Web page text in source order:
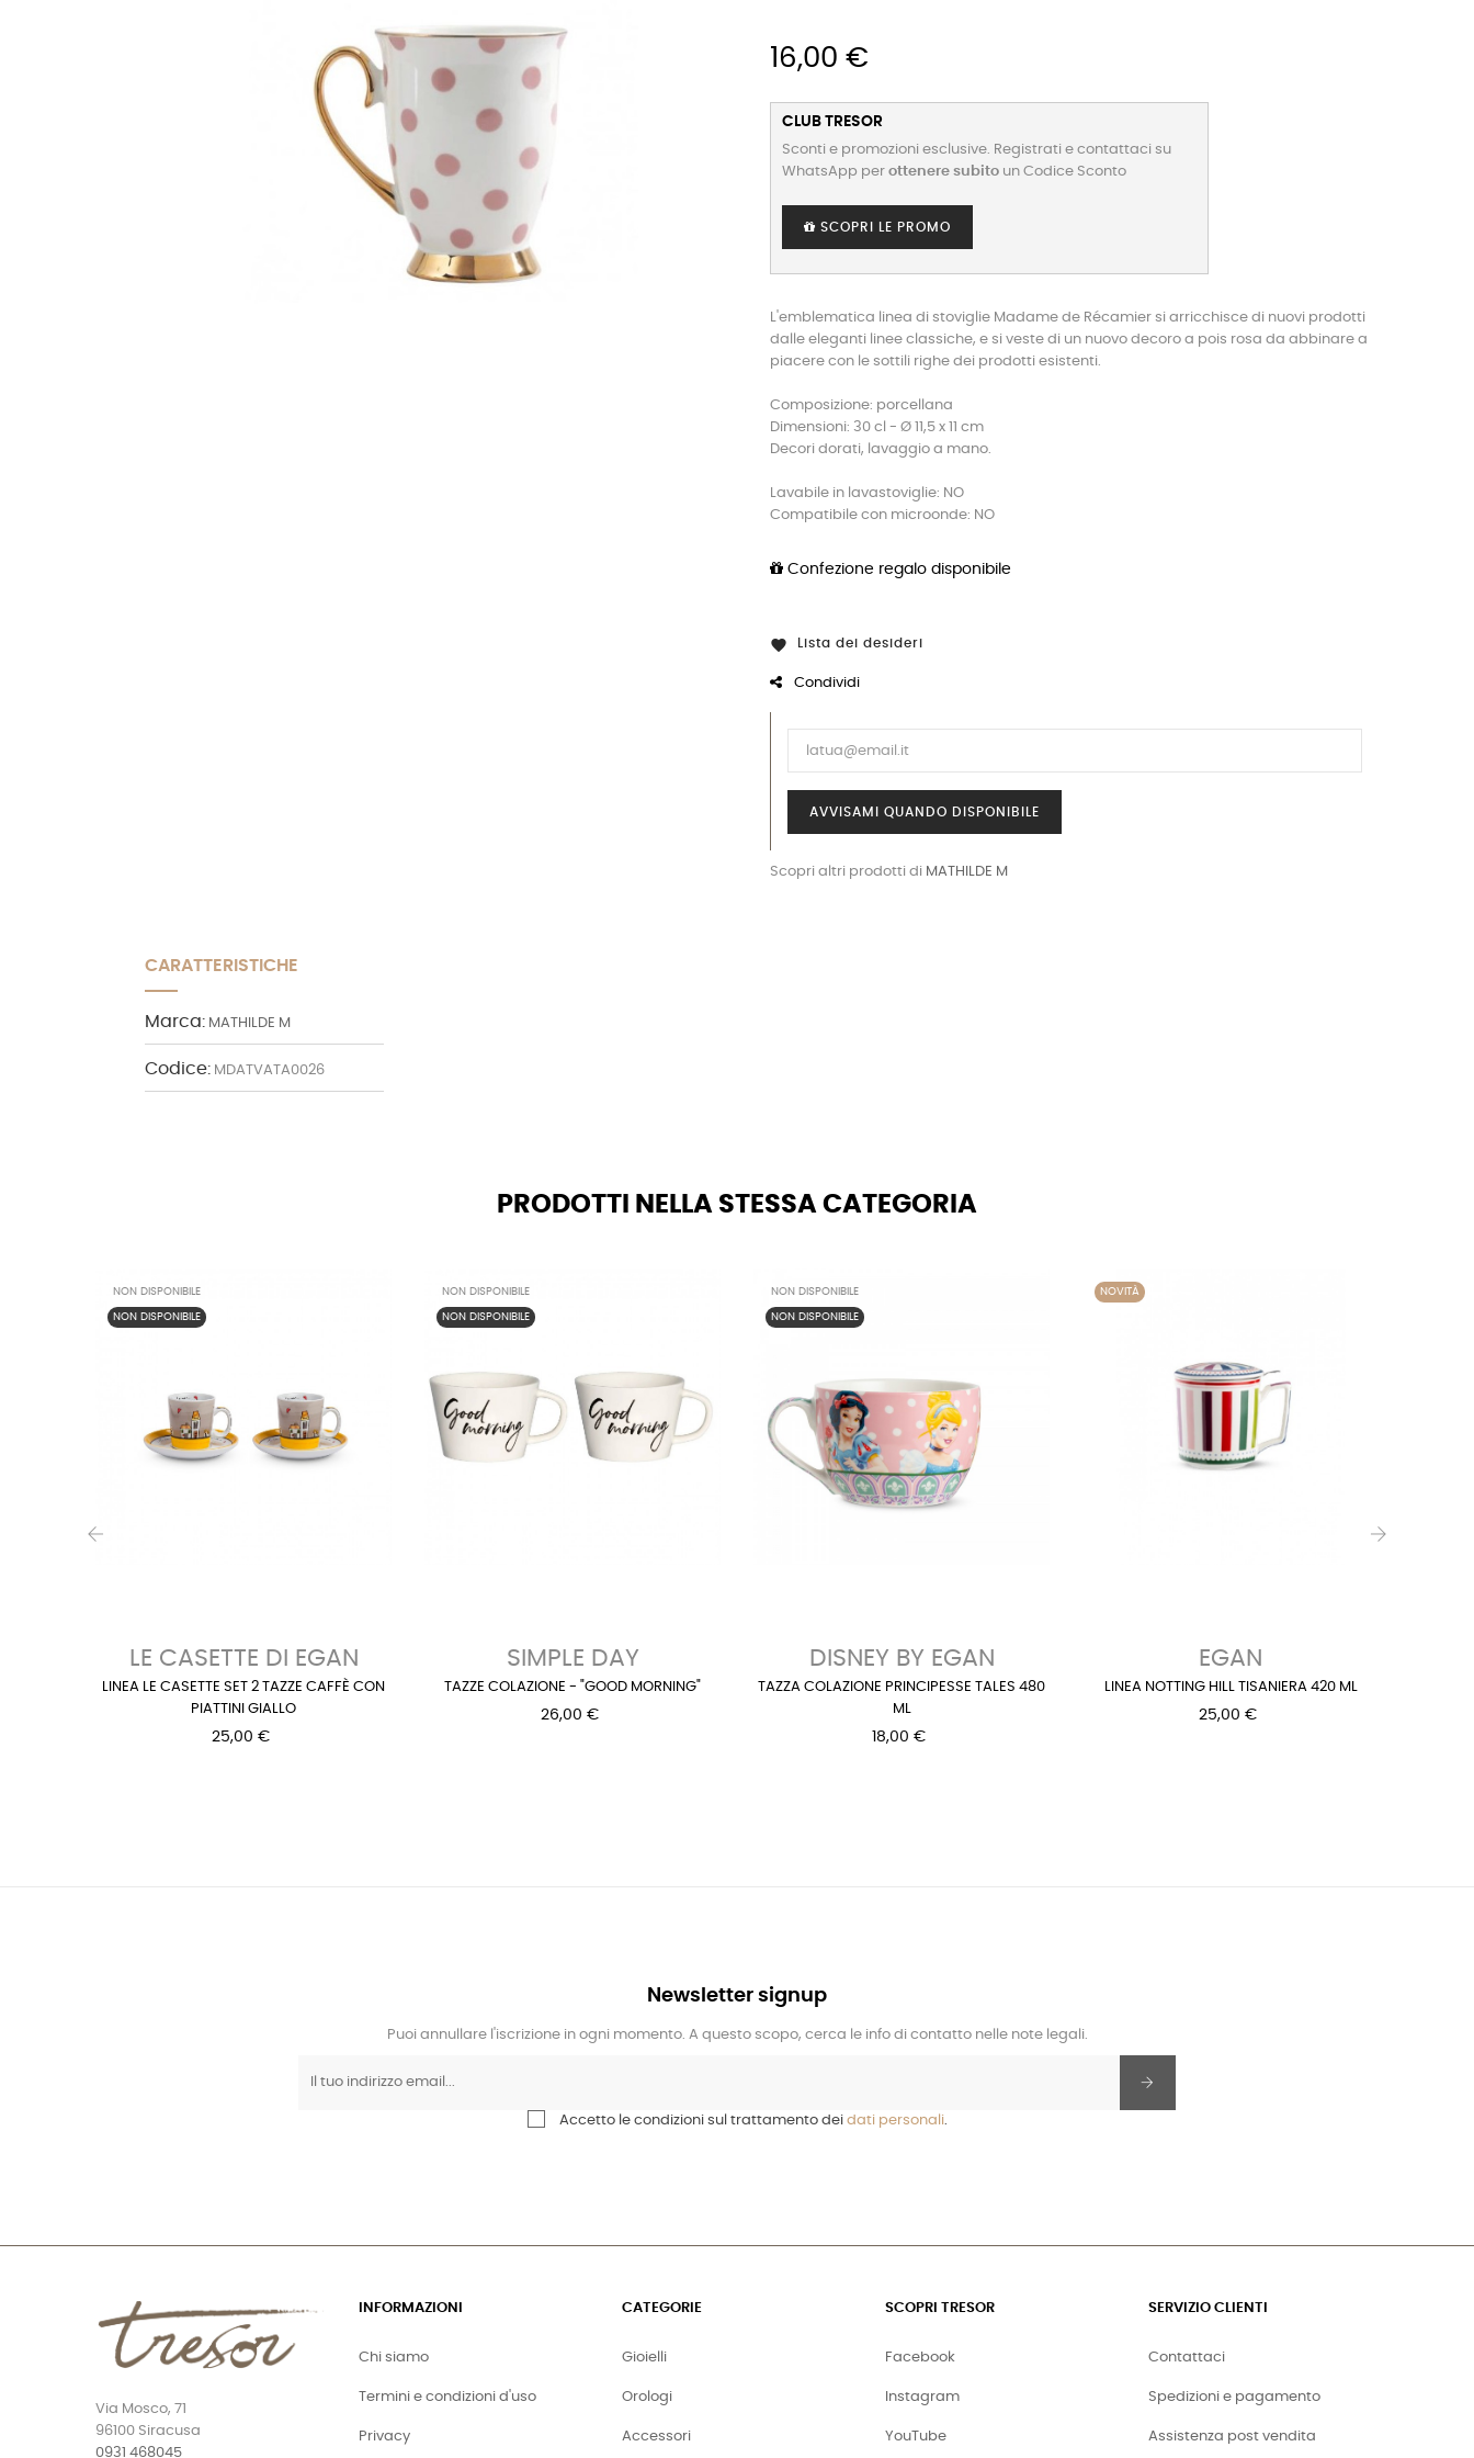
16,00 €
CLUB TRESOR
Sconti e promozioni esclusive. Registrati e contattaci su
WhatsApp per ottenere subito un Codice Sconto
SCOPRI LE PROMO
L'emblematica linea di stoviglie Madame de Récamier si arricchisce di nuovi prodotti
dalle eleganti linee classiche, e si veste di un nuovo decoro a pois rosa da abbinare a
piacere con le sottili righe dei prodotti esistenti.
Composizione: porcellana
Dimensioni: 30 cl - Ø 11,5 x 11 cm
Decori dorati, lavaggio a mano.
Lavabile in lavastoviglie: NO
Compatibile con microonde: NO
Confezione regalo disponibile
 Lista dei desideri
Condividi
AVVISAMI QUANDO DISPONIBILE
Scopri altri prodotti di MATHILDE M
CARATTERISTICHE
Marca: MATHILDE M
Codice: MDATVATA0026
PRODOTTI NELLA STESSA CATEGORIA
NON DISPONIBILE
NON DISPONIBILE
LE CASETTE DI EGAN
LINEA LE CASETTE SET 2 TAZZE CAFFÈ CON
PIATTINI GIALLO
25,00 €
NON DISPONIBILE
NON DISPONIBILE
SIMPLE DAY
TAZZE COLAZIONE - "GOOD MORNING"
26,00 €
NON DISPONIBILE
NON DISPONIBILE
DISNEY BY EGAN
TAZZA COLAZIONE PRINCIPESSE TALES 480
ML
18,00 €
NOVITÀ
EGAN
LINEA NOTTING HILL TISANIERA 420 ML
25,00 €
Newsletter signup
Puoi annullare l'iscrizione in ogni momento. A questo scopo, cerca le info di contatto nelle note legali.
Accetto le condizioni sul trattamento dei dati personali.
Via Mosco, 71
96100 Siracusa
0931 468045
INFORMAZIONI
Chi siamo
Termini e condizioni d'uso
Privacy
CATEGORIE
Gioielli
Orologi
Accessori
SCOPRI TRESOR
Facebook
Instagram
YouTube
SERVIZIO CLIENTI
Contattaci
Spedizioni e pagamento
Assistenza post vendita